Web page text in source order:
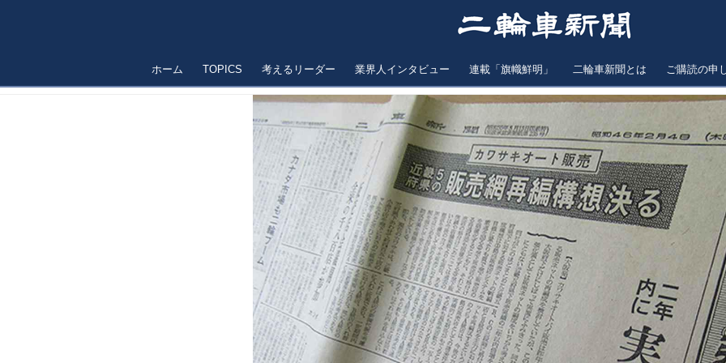
ホーム TOPICS 考えるリーダー 業界人インタビュー 連載「旗幟鮮明」 二輪車新聞とは ご購読の申